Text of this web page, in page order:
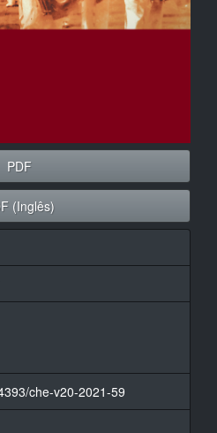
PDF
(Inglês)
che-v20-2021-59